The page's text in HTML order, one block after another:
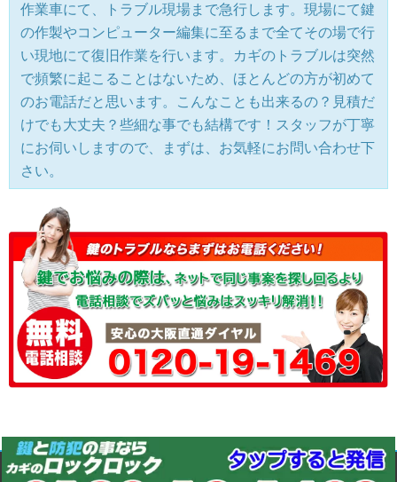
作業車にて、トラブル現場まで急行します。現場にて鍵
の作製やコンピューター編集に至るまで全てその場で行
い現地にて復旧作業を行います。カギのトラブルは突然
で頻繁に起こることはないため、ほとんどの方が初めて
のお電話だと思います。こんなことも出来るの？見積だ
けでも大丈夫？些細な事でも結構です！スタッフが丁寧
にお伺いしますので、まずは、お気軽にお問い合わせ下
さい。